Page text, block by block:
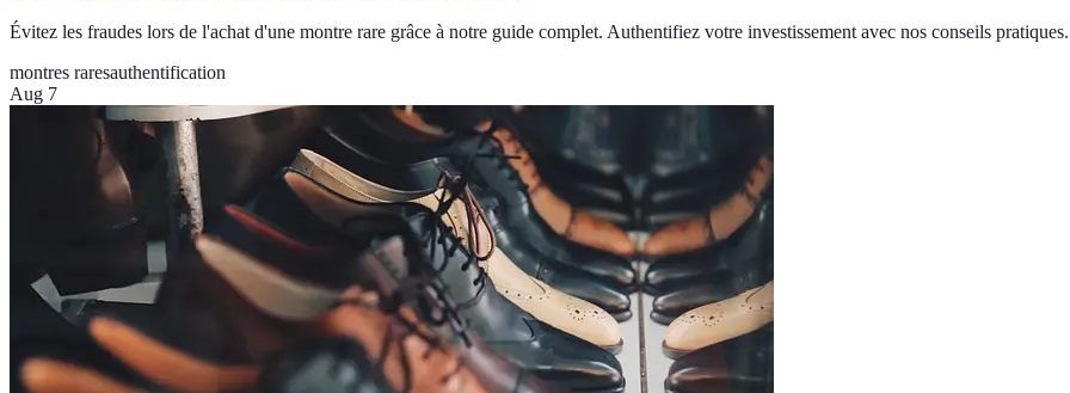
Évitez les fraudes lors de l'achat d'une montre rare grâce à notre guide complet. Authentifiez votre investissement avec nos conseils pratiques.
montres raresauthentification
Aug 7